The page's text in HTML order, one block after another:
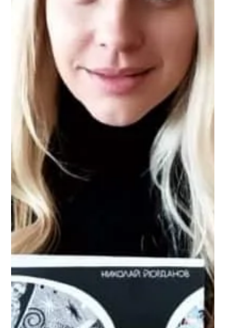
22.06.2022 г. време за четене: 4 мин.
Interviews
Интервю за Lifebites.bg:
"Чувствам се безсилен пред
простотията"
Кой е Николай Йорданов? Тийнейджър в тялото на
мъж на възраст, която навремето погрешно се
определяше като средна. Иначе чисто...